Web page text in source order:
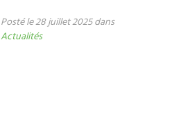
Posté le 28 juillet 2025 dans
Actualités